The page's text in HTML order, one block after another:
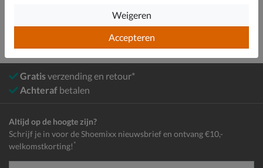
Gratisverzending en retour*
Achteraf betalen
Altijd op de hoogte zijn?
Schrijf je in voor de Shoemixx nieuwsbrief en ontvang €10,-
welkomstkorting! *
Accepteren
Weigeren